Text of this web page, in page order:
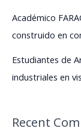
Académico
construido en
Estudiantes de
industriales en
Recent